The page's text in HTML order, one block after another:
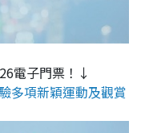
電子門票！↓
多項新穎運動及觀賞